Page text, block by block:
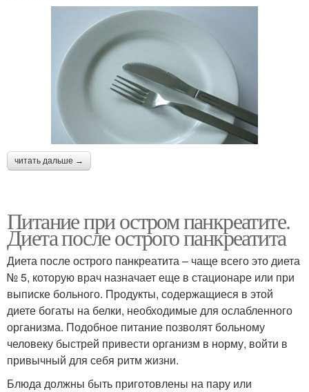
читать дальше →
Питание при остром панкреатите.
Диета после острого панкреатита
Диета после острого панкреатита – чаще всего это диета
№ 5, которую врач назначает еще в стационаре или при
выписке больного. Продукты, содержащиеся в этой
диете богаты на белки, необходимые для ослабленного
организма. Подобное питание позволят больному
человеку быстрей привести организм в норму, войти в
привычный для себя ритм жизни.
Блюда должны быть приготовлены на пару или